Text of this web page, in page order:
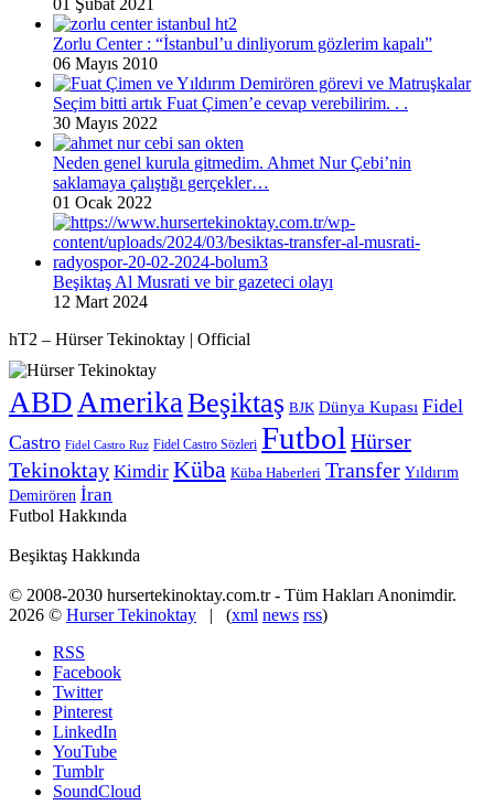
Zorlu Center : “İstanbul’u dinliyorum gözlerim kapalı”
06 Mayıs 2010
Seçim bitti artık Fuat Çimen’e cevap verebilirim. . .
30 Mayıs 2022
Neden genel kurula gitmedim. Ahmet Nur Çebi’nin
saklamaya çalıştığı gerçekler…
01 Ocak 2022
Beşiktaş Al Musrati ve bir gazeteci olayı
12 Mart 2024
hT2 – Hürser Tekinoktay | Official
ABD Amerika Beşiktaş BJK Dünya Kupası Fidel
Castro Fidel Castro Ruz Fidel Castro Sözleri Futbol Hürser
Tekinoktay Kimdir Küba Küba Haberleri Transfer Yıldırım
Demirören İran
Futbol Hakkında
Beşiktaş Hakkında
© 2008-2030 hursertekinoktay.com.tr - Tüm Hakları Anonimdir.
2026 © Hurser Tekinoktay | (xml news rss)
RSS
Facebook
Twitter
Pinterest
LinkedIn
YouTube
Tumblr
SoundCloud